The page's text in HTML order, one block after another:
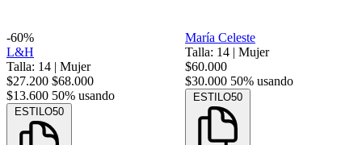
-60%
L&H
Talla: 14 | Mujer
$27.200 $68.000
$13.600 50% usando
ESTILO50
María Celeste
Talla: 14 | Mujer
$60.000
$30.000 50% usando
ESTILO50